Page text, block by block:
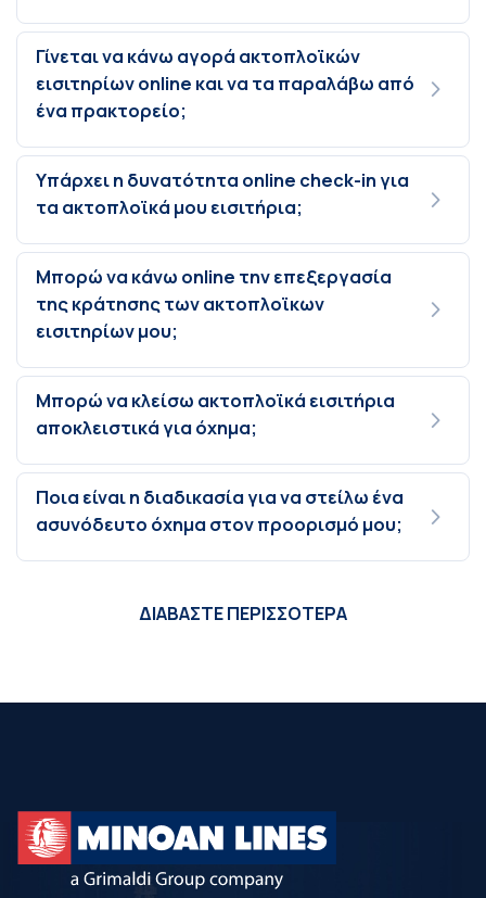
Γίνεται να κάνω αγορά ακτοπλοϊκών
εισιτηρίων online και να τα παραλάβω από
ένα πρακτορείο;
Υπάρχει η δυνατότητα online check-in για
τα ακτοπλοϊκά μου εισιτήρια;
Μπορώ να κάνω online την επεξεργασία
της κράτησης των ακτοπλοϊκων
εισιτηρίων μου;
Μπορώ να κλείσω ακτοπλοϊκά εισιτήρια
αποκλειστικά για όχημα;
Ποια είναι η διαδικασία για να στείλω ένα
ασυνόδευτο όχημα στον προορισμό μου;
ΔΙΑΒΑΣΤΕ ΠΕΡΙΣΣΟΤΕΡΑ